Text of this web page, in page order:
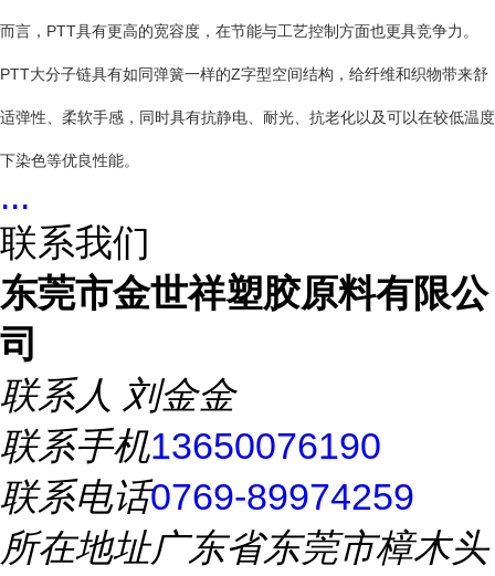
而言，PTT具有更高的宽容度，在节能与工艺控制方面也更具竞争力。
PTT大分子链具有如同弹簧一样的Z字型空间结构，给纤维和织物带来舒
适弹性、柔软手感，同时具有抗静电、耐光、抗老化以及可以在较低温度
下染色等优良性能。
...
联系我们
东莞市金世祥塑胶原料有限公
司
联系人 刘金金
联系手机13650076190
联系电话0769-89974259
所在地址广东省东莞市樟木头